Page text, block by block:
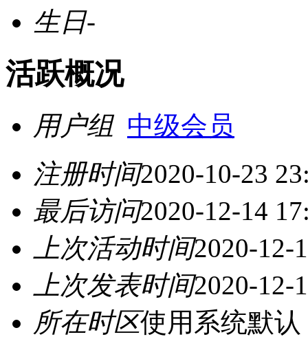
生日-
活跃概况
用户组 中级会员
注册时间2020-10-23
最后访问2020-12-14
上次活动时间2020-12-
上次发表时间2020-12-
所在时区使用系统默认